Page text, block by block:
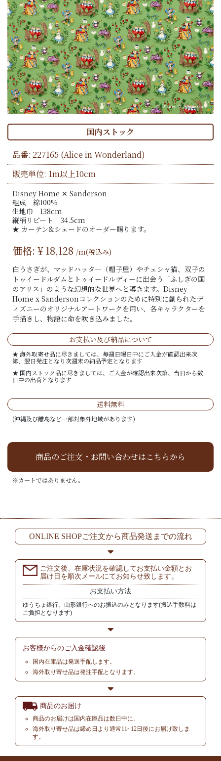
国内ストック
品番: 227165 (Alice in Wonderland)
販売単位: 1m以上10cm
Disney Home ✕ Sanderson
組成 綿100%
生地巾 138cm
縦柄リピート 34.5cm
★ カーテン&シェードのオーダー賜ります。
価格: ¥18,128 /m(税込み)
白うさぎが、マッドハッタ―（帽子屋）やチェシャ猫、双子の
トゥイードルダムとトゥイードルディーに出会う「ふしぎの国
のアリス」のような幻想的な世界へと導きます。Disney
Home x Sandersonコレクションのために特別に創られたデ
ィズニーのオリジナルアートワークを用い、各キャラクターを
手描きし、物語に命を吹き込みました。
お支払い及び納品について
★ 海外取寄せ品に尽きましては、毎週日曜日中にご入金が確認出来次
第、翌日発注となり次週末の納品予定となります
★ 国内ストック品に尽きましては、ご入金が確認出来次第、当日から数
日中の出荷となります
送料無料
(沖縄及び離島など一部対象外地域があります)
商品のご注文・お問い合わせはこちらから
※カートではありません。
ONLINE SHOPご注文から商品発送までの流れ
ご注文後、在庫状況を確認してお支払い金額とお
届け日を順次メールにてお知らせ致します。
お支払い方法
ゆうちょ銀行、山形銀行へのお振込のみとなります(振込手数料は
ご負担となります)
お客様からのご入金確認後
国内在庫品は発送手配します。
海外取り寄せ品は発注手配となります。
商品のお届け
商品のお届けは国内在庫品は数日中に。
海外取り寄せ品は締め日より通常11~12日後にお届け致しま
す。